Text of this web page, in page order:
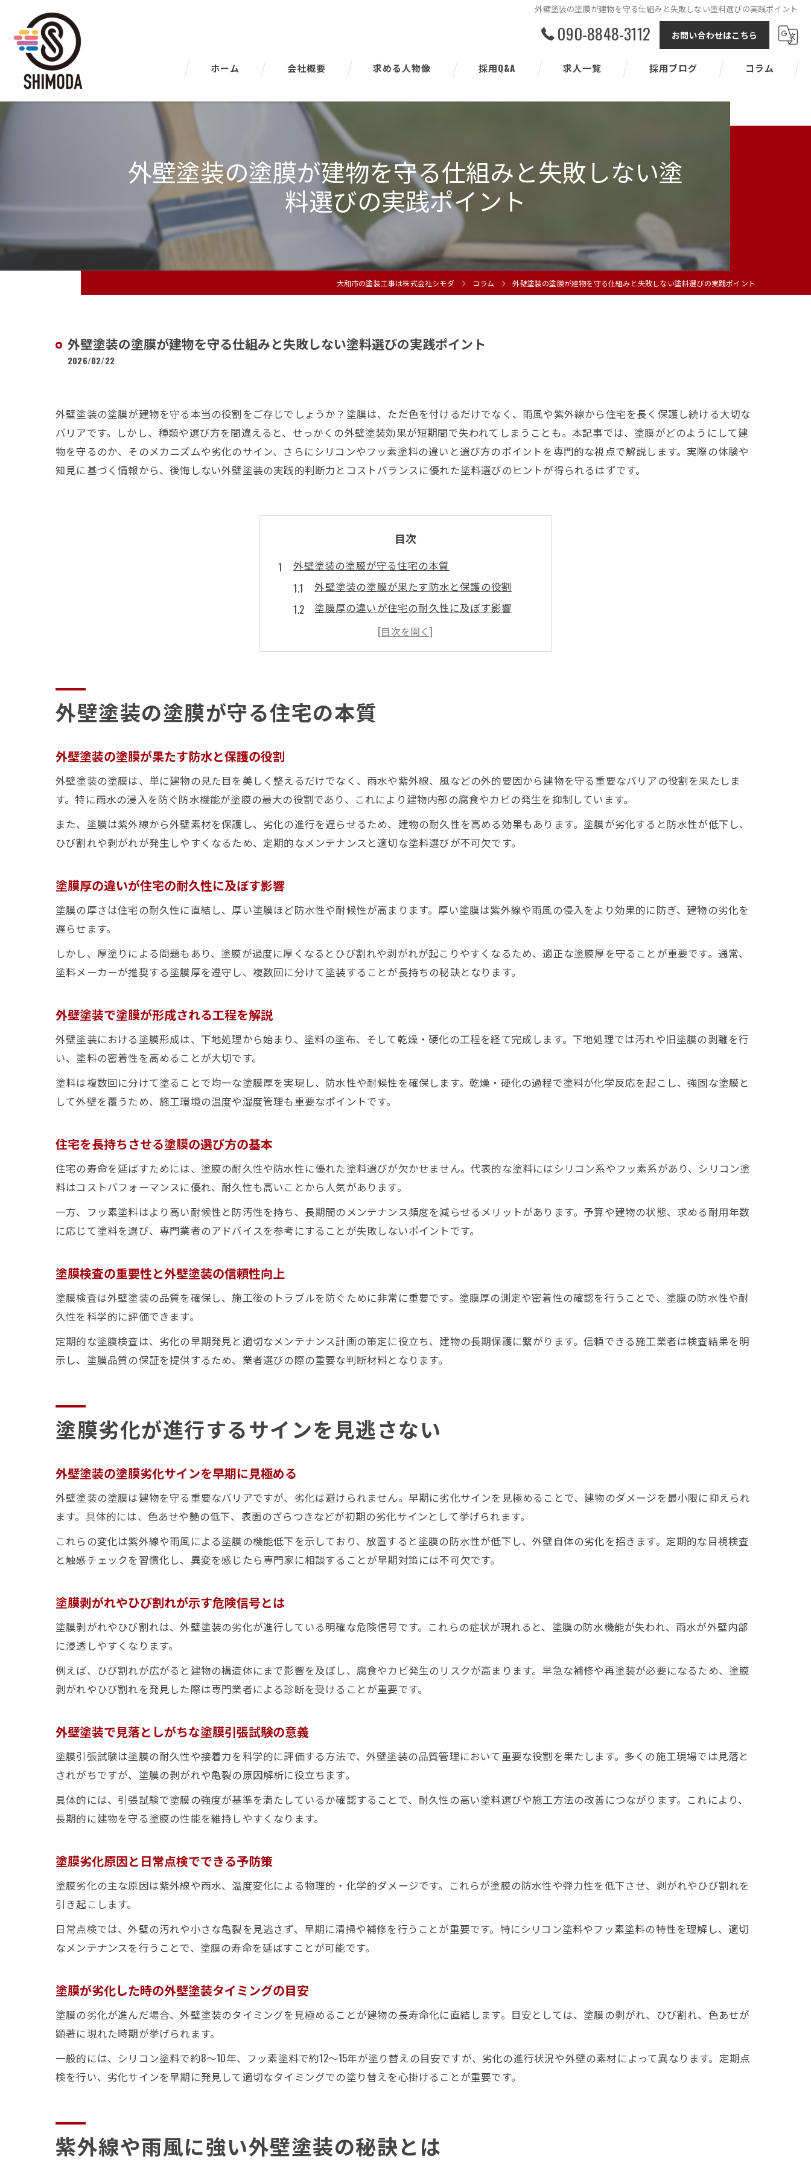
外壁塗装の塗膜が建物を守る仕組みと失敗しない塗料選びの実践ポイント
090-8848-3112 お問い合わせはこちら
ホーム 会社概要
代表挨拶
事業案内
求める人物像 採用Q&A 求人一覧 採用ブログ コラム
外壁塗装の塗膜が建物を守る仕組みと失敗しない塗
料選びの実践ポイント
大和市の塗装工事は株式会社シモダ コラム 外壁塗装の塗膜が建物を守る仕組みと失敗しない塗料選びの実践ポイント
外壁塗装の塗膜が建物を守る仕組みと失敗しない塗料選びの実践ポイント
2026/02/22
外壁塗装の塗膜が建物を守る本当の役割をご存じでしょうか？塗膜は、ただ色を付けるだけでなく、雨風や紫外線から住宅を長く保護し続ける大切な
バリアです。しかし、種類や選び方を間違えると、せっかくの外壁塗装効果が短期間で失われてしまうことも。本記事では、塗膜がどのようにして建
物を守るのか、そのメカニズムや劣化のサイン、さらにシリコンやフッ素塗料の違いと選び方のポイントを専門的な視点で解説します。実際の体験や
知見に基づく情報から、後悔しない外壁塗装の実践的判断力とコストバランスに優れた塗料選びのヒントが得られるはずです。
目次
外壁塗装の塗膜が守る住宅の本質
外壁塗装の塗膜が果たす防水と保護の役割
塗膜厚の違いが住宅の耐久性に及ぼす影響
外壁塗装で塗膜が形成される工程を解説
住宅を長持ちさせる塗膜の選び方の基本
外壁塗装の塗膜劣化サインを早期に見極める
塗膜劣化原因と日常点検でできる予防策
塗膜が劣化した時の外壁塗装タイミングの目安
紫外線や雨風に強い外壁塗装の秘訣とは
紫外線に強い外壁塗装塗膜の特徴と選び方
塗膜の紫外線耐性とメンテナンスの関係性
塗膜とは何か違いと選び方のコツ
外壁塗装における塗膜とは何か徹底解説
外壁塗装で人気の塗料と塗膜性能を比較
外壁塗装に適した塗膜の特徴と見極め方
外壁塗装でシリコン塗膜とフッ素塗膜の違い
塗膜厚が左右するシリコンとフッ素の性能差
外壁塗装の塗膜が守る住宅の本質
外壁塗装の塗膜が果たす防水と保護の役割
外壁塗装の塗膜は、単に建物の見た目を美しく整えるだけでなく、雨水や紫外線、風などの外的要因から建物を守る重要なバリアの役割を果たしま
す。特に雨水の浸入を防ぐ防水機能が塗膜の最大の役割であり、これにより建物内部の腐食やカビの発生を抑制しています。
また、塗膜は紫外線から外壁素材を保護し、劣化の進行を遅らせるため、建物の耐久性を高める効果もあります。塗膜が劣化すると防水性が低下し、
ひび割れや剥がれが発生しやすくなるため、定期的なメンテナンスと適切な塗料選びが不可欠です。
塗膜厚の違いが住宅の耐久性に及ぼす影響
塗膜の厚さは住宅の耐久性に直結し、厚い塗膜ほど防水性や耐候性が高まります。厚い塗膜は紫外線や雨風の侵入をより効果的に防ぎ、建物の劣化を
遅らせます。
しかし、厚塗りによる問題もあり、塗膜が過度に厚くなるとひび割れや剥がれが起こりやすくなるため、適正な塗膜厚を守ることが重要です。通常、
塗料メーカーが推奨する塗膜厚を遵守し、複数回に分けて塗装することが長持ちの秘訣となります。
外壁塗装で塗膜が形成される工程を解説
外壁塗装における塗膜形成は、下地処理から始まり、塗料の塗布、そして乾燥・硬化の工程を経て完成します。下地処理では汚れや旧塗膜の剥離を行
い、塗料の密着性を高めることが大切です。
塗料は複数回に分けて塗ることで均一な塗膜厚を実現し、防水性や耐候性を確保します。乾燥・硬化の過程で塗料が化学反応を起こし、強固な塗膜と
して外壁を覆うため、施工環境の温度や湿度管理も重要なポイントです。
住宅を長持ちさせる塗膜の選び方の基本
住宅の寿命を延ばすためには、塗膜の耐久性や防水性に優れた塗料選びが欠かせません。代表的な塗料にはシリコン系やフッ素系があり、シリコン塗
料はコストパフォーマンスに優れ、耐久性も高いことから人気があります。
一方、フッ素塗料はより高い耐候性と防汚性を持ち、長期間のメンテナンス頻度を減らせるメリットがあります。予算や建物の状態、求める耐用年数
に応じて塗料を選び、専門業者のアドバイスを参考にすることが失敗しないポイントです。
塗膜検査の重要性と外壁塗装の信頼性向上
塗膜検査は外壁塗装の品質を確保し、施工後のトラブルを防ぐために非常に重要です。塗膜厚の測定や密着性の確認を行うことで、塗膜の防水性や耐
久性を科学的に評価できます。
定期的な塗膜検査は、劣化の早期発見と適切なメンテナンス計画の策定に役立ち、建物の長期保護に繋がります。信頼できる施工業者は検査結果を明
示し、塗膜品質の保証を提供するため、業者選びの際の重要な判断材料となります。
塗膜劣化が進行するサインを見逃さない
外壁塗装の塗膜劣化サインを早期に見極める
外壁塗装の塗膜は建物を守る重要なバリアですが、劣化は避けられません。早期に劣化サインを見極めることで、建物のダメージを最小限に抑えられ
ます。具体的には、色あせや艶の低下、表面のざらつきなどが初期の劣化サインとして挙げられます。
これらの変化は紫外線や雨風による塗膜の機能低下を示しており、放置すると塗膜の防水性が低下し、外壁自体の劣化を招きます。定期的な目視検査
と触感チェックを習慣化し、異変を感じたら専門家に相談することが早期対策には不可欠です。
塗膜剥がれやひび割れが示す危険信号とは
塗膜剥がれやひび割れは、外壁塗装の劣化が進行している明確な危険信号です。これらの症状が現れると、塗膜の防水機能が失われ、雨水が外壁内部
に浸透しやすくなります。
例えば、ひび割れが広がると建物の構造体にまで影響を及ぼし、腐食やカビ発生のリスクが高まります。早急な補修や再塗装が必要になるため、塗膜
剥がれやひび割れを発見した際は専門業者による診断を受けることが重要です。
外壁塗装で見落としがちな塗膜引張試験の意義
塗膜引張試験は塗膜の耐久性や接着力を科学的に評価する方法で、外壁塗装の品質管理において重要な役割を果たします。多くの施工現場では見落と
されがちですが、塗膜の剥がれや亀裂の原因解析に役立ちます。
具体的には、引張試験で塗膜の強度が基準を満たしているか確認することで、耐久性の高い塗料選びや施工方法の改善につながります。これにより、
長期的に建物を守る塗膜の性能を維持しやすくなります。
塗膜劣化原因と日常点検でできる予防策
塗膜劣化の主な原因は紫外線や雨水、温度変化による物理的・化学的ダメージです。これらが塗膜の防水性や弾力性を低下させ、剥がれやひび割れを
引き起こします。
日常点検では、外壁の汚れや小さな亀裂を見逃さず、早期に清掃や補修を行うことが重要です。特にシリコン塗料やフッ素塗料の特性を理解し、適切
なメンテナンスを行うことで、塗膜の寿命を延ばすことが可能です。
塗膜が劣化した時の外壁塗装タイミングの目安
塗膜の劣化が進んだ場合、外壁塗装のタイミングを見極めることが建物の長寿命化に直結します。目安としては、塗膜の剥がれ、ひび割れ、色あせが
顕著に現れた時期が挙げられます。
一般的には、シリコン塗料で約8～10年、フッ素塗料で約12～15年が塗り替えの目安ですが、劣化の進行状況や外壁の素材によって異なります。定期点
検を行い、劣化サインを早期に発見して適切なタイミングでの塗り替えを心掛けることが重要です。
紫外線や雨風に強い外壁塗装の秘訣とは